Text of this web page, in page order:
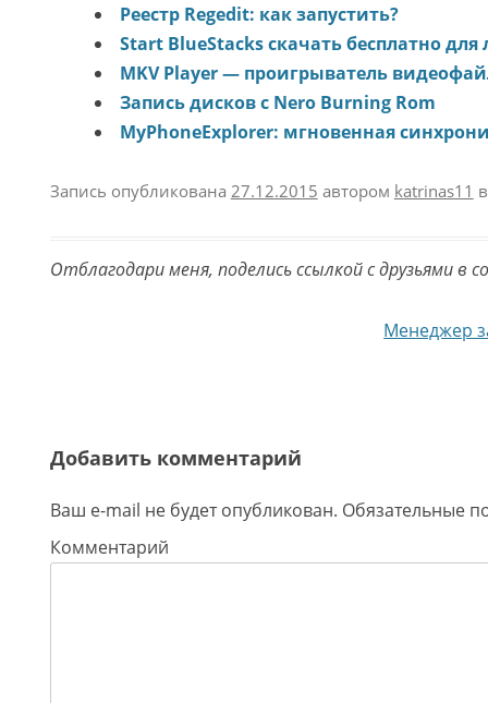
Реестр Regedit: как запустить?
Start BlueStacks скачать бесплатно
MKV Player — проигрыватель
Запись дисков с Nero Burning Rom
MyPhoneExplorer: мгновенная
Запись опубликована 27.12.2015 автором katrinas11
Отблагодари меня, поделись ссылкой с друзьями в
Менеджер
Добавить комментарий
Ваш e-mail не будет опубликован. Обязательные
Комментарий